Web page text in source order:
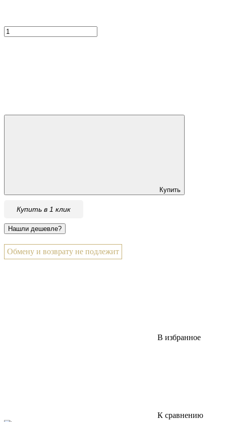
Купить
Купить в 1 клик
Обмену и возврату не подлежит
В избранное
К сравнению